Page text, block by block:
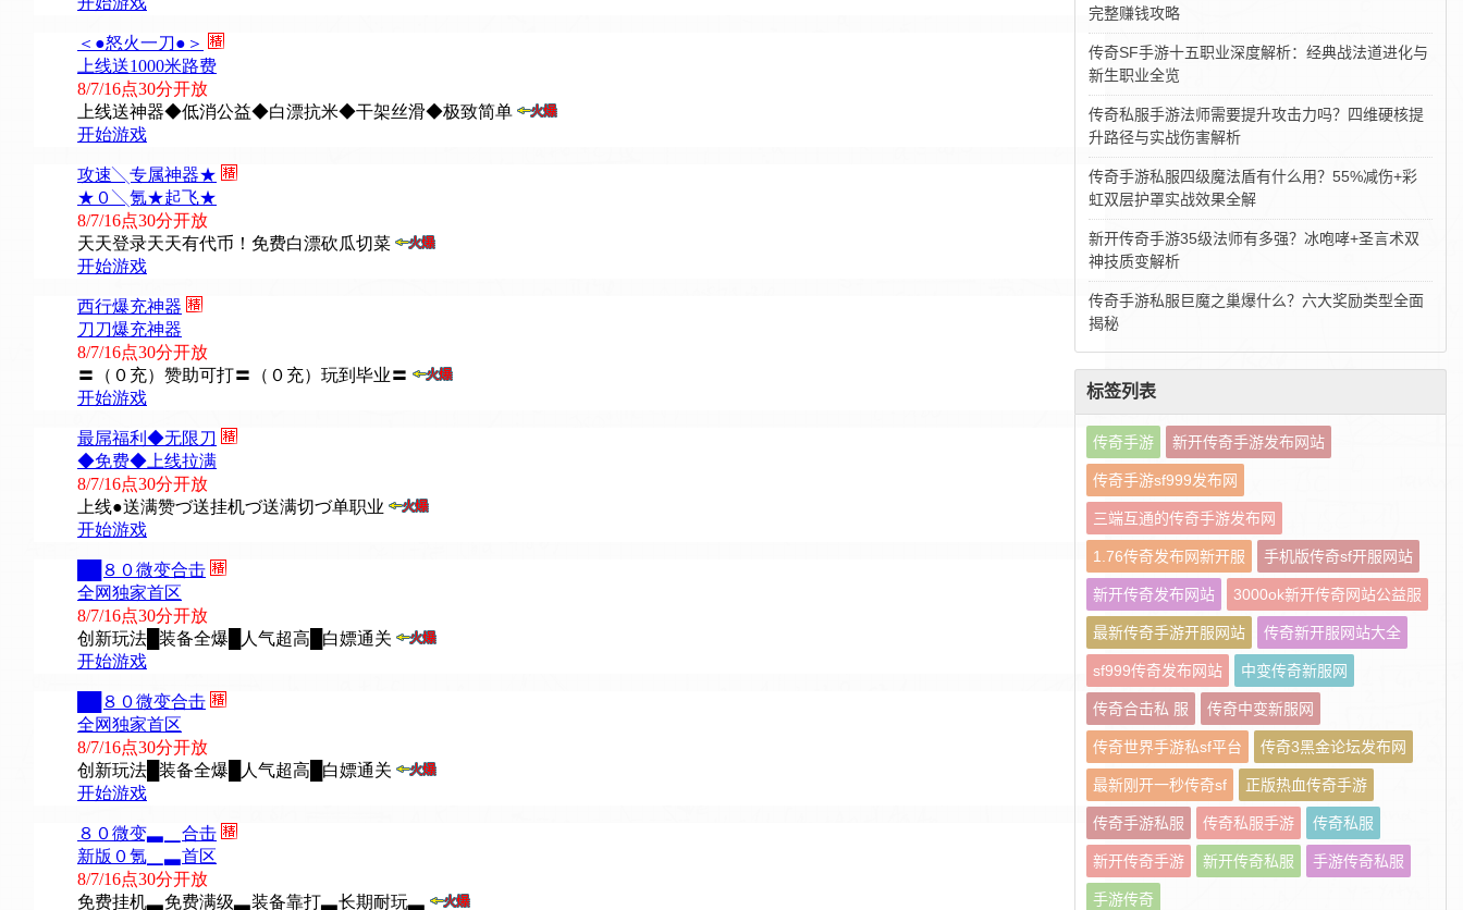
完整赚钱攻略
传奇SF手游十五职业深度解析：经典战法道进化与
新生职业全览
传奇私服手游法师需要提升攻击力吗？四维硬核提
升路径与实战伤害解析
传奇手游私服四级魔法盾有什么用？55%减伤+彩
虹双层护罩实战效果全解
新开传奇手游35级法师有多强？冰咆哮+圣言术双
神技质变解析
传奇手游私服巨魔之巢爆什么？六大奖励类型全面
揭秘
标签列表
传奇手游 新开传奇手游发布网站
传奇手游sf999发布网
三端互通的传奇手游发布网
1.76传奇发布网新开服 手机版传奇sf开服网站
新开传奇发布网站 3000ok新开传奇网站公益服
最新传奇手游开服网站 传奇新开服网站大全
sf999传奇发布网站 中变传奇新服网
传奇合击私 服 传奇中变新服网
传奇世界手游私sf平台 传奇3黑金论坛发布网
最新刚开一秒传奇sf 正版热血传奇手游
传奇手游私服 传奇私服手游 传奇私服
新开传奇手游 新开传奇私服 手游传奇私服
手游传奇